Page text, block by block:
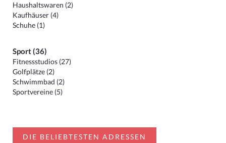
Haushaltswaren (2)
Kaufhäuser (4)
Schuhe (1)
Sport (36)
Fitnessstudios (27)
Golfplätze (2)
Schwimmbad (2)
Sportvereine (5)
DIE BELIEBTESTEN ADRESSEN